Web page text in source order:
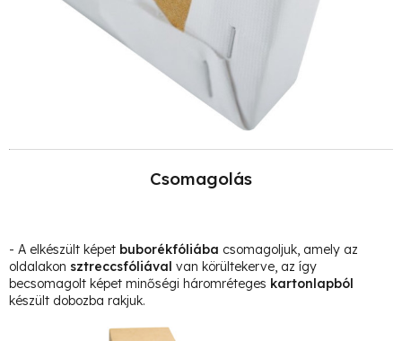
Csomagolás
- A elkészült képet buborékfóliába csomagoljuk, amely az
oldalakon sztreccsfóliával van körültekerve, az így
becsomagolt képet minőségi háromréteges kartonlapból
készült dobozba rakjuk.